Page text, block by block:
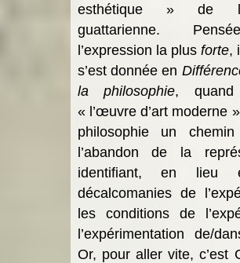
esthétique » de
guattarienne.
l’expression la plus forte,
s’est donnée en
la philosophie,
« l’œuvre d’art moderne
philosophie un
l’abandon de la
identifiant, en lieu
décalcomanies de
les conditions de
l’expérimentation de/
Or, pour aller vite, c’est